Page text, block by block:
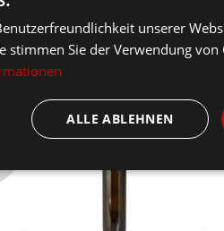
15,95 € 14,95 €
unserer
stimmen Sie der Verwendung von
ALLE ABLEHNEN